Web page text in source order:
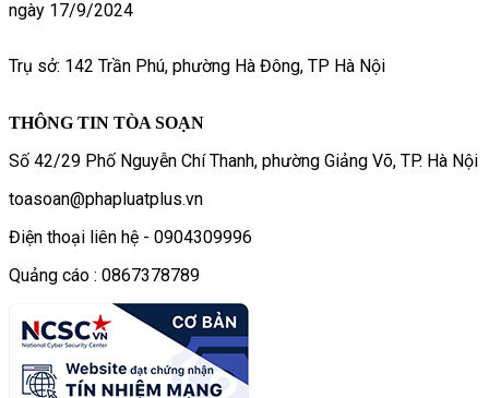
ngày 17/9/2024
Trụ sở: 142 Trần Phú, phường Hà Đông, TP Hà Nội
THÔNG TIN TÒA SOẠN
Số 42/29 Phố Nguyễn Chí Thanh, phường Giảng Võ, TP. Hà Nội
toasoan@phapluatplus.vn
Điện thoại liên hệ - 0904309996
Quảng cáo : 0867378789